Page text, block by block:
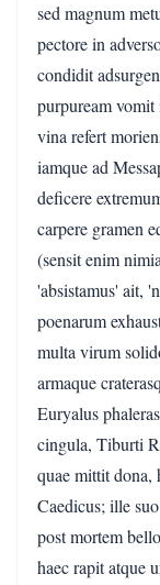
sed magnum
pectore in
condidit
purpuream
vina refert
iamque ad
deficere
carpere gramen
(sensit enim
'absistamus' ait,
poenarum
multa virum
armaque
Euryalus
cingula, Tiburti
quae mittit dona,
Caedicus; ille
post mortem
haec rapit atque